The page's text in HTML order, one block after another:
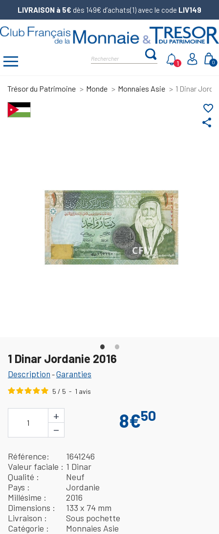
LIVRAISON à 5€ dès 149€ d’achats(1) avec le code LIV149
0
1
Trésor du Patrimoine Monde Monnaies Asie 1 Dinar
share
favorite_border
1 Dinar Jordanie 2016
Description -Garanties
5 / 5 - 1 avis
1
+
−
8€50
Référence
1641246
Valeur faciale
1 Dinar
Qualité
Neuf
Pays
Jordanie
Millésime
2016
Dimensions
133 x 74 mm
Livraison
Sous pochette
Catégorie
Monnaies Asie